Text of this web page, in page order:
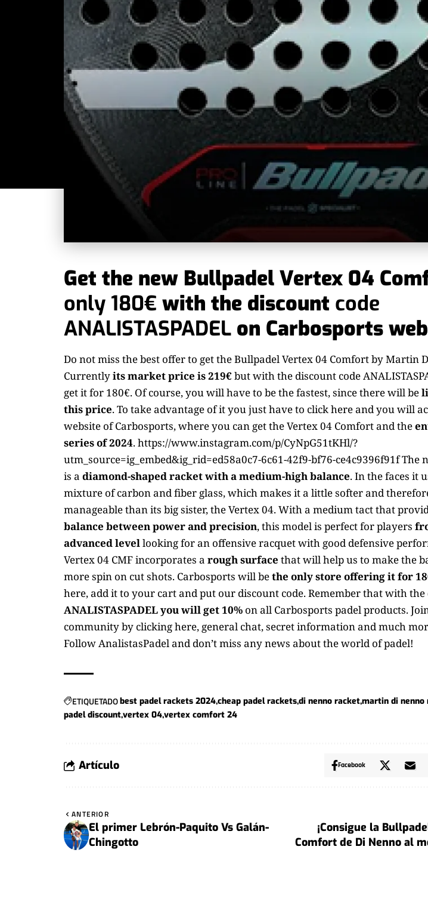
Get the new Bullpadel Vertex 04
only 180€ with the discount code
ANALISTASPADEL on Carbosports
Do not miss the best offer to get the Bullpadel Vertex 04 Comfort by Martin
Currentlyits market price is 219€but with the discount code
get it for 180€. Of course, you will have to be the fastest, since there will be
this price. To take advantage of ityou just have to click hereand you will
website of Carbosports, where you can get the Vertex 04 Comfort and the
series of 2024. https://www.instagram.com/p/CyNpG51tKHl/?
utm_source=ig_embed&ig_rid=ed58a0c7-6c61-42f9-bf76-ce4c9396f91f The
is a diamond-shaped racket with a medium-high balance. In the faces it
mixture of carbon and fiber glass, which makes it a little softer and
manageable than its big sister, the Vertex 04. With a medium tact that
balance between power and precision, this model is perfect for players
advanced levellooking for an offensive racquet with good defensive
Vertex 04 CMF incorporates a rough surface that will help us to make the
more spin on cut shots. Carbosports will bethe only store offering it for
here, add it to your cart and put our discount code. Remember that with the
ANALISTASPADEL you will get 10% on all Carbosports padel products.
community by clicking here, general chat, secret information and much
FollowAnalistasPadeland don’t miss any news about the world of padel!
ETIQUETADObest padel rackets 2024cheap padel racketsdi nenno racketmartin di nenno
padel discountvertex 04vertex comfort 24
Artículo Facebook
ANTERIOR
El primer Lebrón-Paquito Vs Galán-
Chingotto
¡Consigue la
Comfort de Di Nenno al